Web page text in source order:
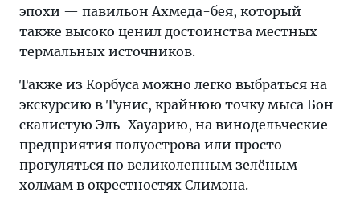
эпохи — павильон Ахмеда-бея, который
также высоко ценил достоинства местных
термальных источников.
Также из Корбуса можно легко выбраться на
экскурсию в Тунис, крайнюю точку мыса Бон
скалистую Эль-Хауарию, на винодельческие
предприятия полуострова или просто
прогуляться по великолепным зелёным
холмам в окрестностях Слимэна.